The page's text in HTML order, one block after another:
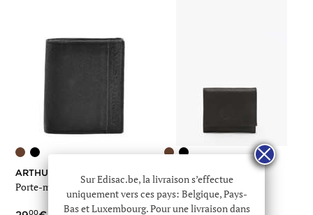
ARTHUR & ASTON
Porte-monnaie diego cuir
00
Porte-monnaie oil cuir
00
Sur Edisac.be, la livraison s’effectue
uniquement vers ces pays: Belgique, Pays-
Bas et Luxembourg. Pour une livraison dans